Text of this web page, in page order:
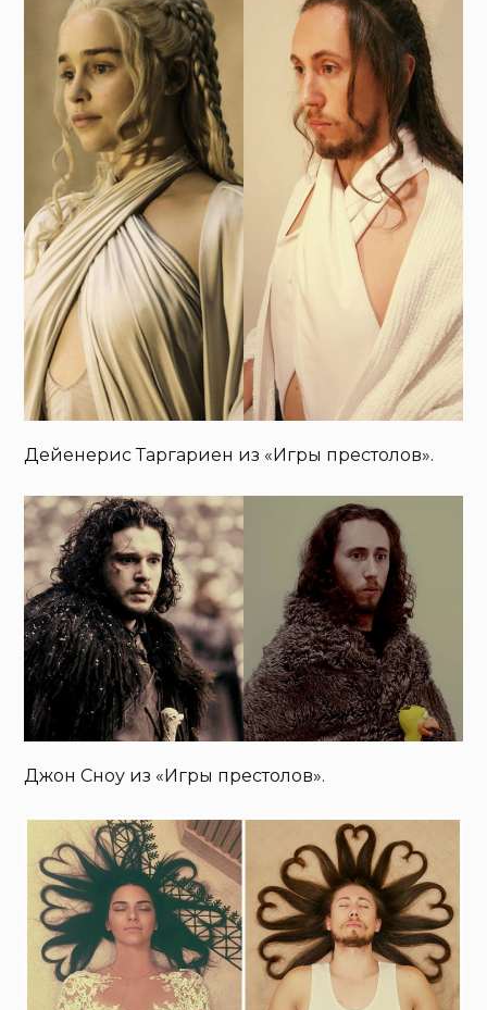
Дейенерис Таргариен из «Игры престолов».
Джон Сноу из «Игры престолов».